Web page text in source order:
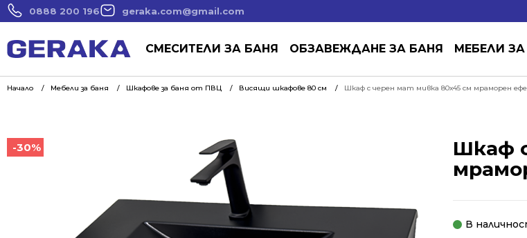
0888 200 196 geraka.com@gmail.com
СМЕСИТЕЛИ ЗА БАНЯ ОБЗАВЕЖДАНЕ ЗА БАНЯ МЕБЕЛИ
Начало Мебели за баня Шкафове за баня от ПВЦ Висящи шкафове 80 см Шкаф с черен мат мивка 80х45 см мраморен
-30%
-30%
Шкаф
В